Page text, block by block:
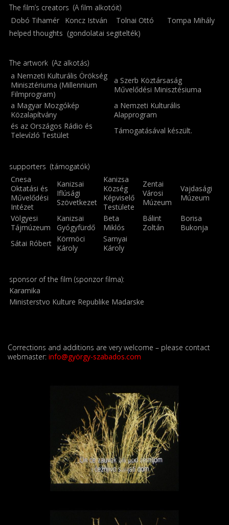
The film’s creators (A film alkotóit)
Dobó Tihamér
Koncz István Tolnai Ottó
Tompa Mihály
helped thoughts (gondolatai segitelték)
The artwork (Az alkotás)
a Nemzeti Kulturális Örökség
Minisztériuma (Millennium
Filmprogram)
a Szerb Köztársaság
Művelődési Minisztésiuma
a Magyar Mozgókép
Közalapítvány
a Nemzeti Kulturális
Alapprogram
és az Országos Rádio és
Televízló Testület
Támogatásával készült.
supporters (támogatók)
Cnesa
Oktatási és
Művelődési
Intézet
Kanizsai
Iflúsági
Szövetkezet
Kanizsa
Község
Képviselő
Testülete
Zentai
Városi
Múzeum
Vajdasági
Múzeum
Völgyesi
Tájmúzeum
Kanizsai
Gyógyfürdő
Beta
Miklós
Bálint
Zoltán
Borisa
Bukonja
Sátai Róbert Körmöci
Károly
Sarnyai
Károly
sponsor of the film (sponzor filma):
Karamika
Ministerstvo Kulture Republike Madarske
Corrections and additions are very welcome – please contact
webmaster: info@györgy-szabados.com